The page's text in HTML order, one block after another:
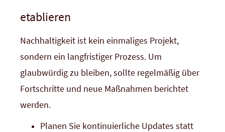
etablieren
Nachhaltigkeit ist kein einmaliges Projekt,
sondern ein langfristiger Prozess. Um
glaubwürdig zu bleiben, sollte regelmäßig über
Fortschritte und neue Maßnahmen berichtet
werden.
Planen Sie kontinuierliche Updates statt